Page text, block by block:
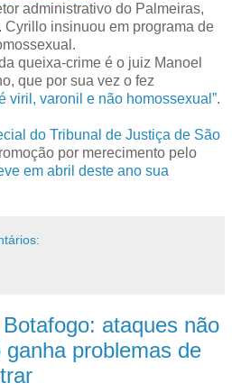
administrativo do Palmeiras,
Cyrillo insinuou em programa de
queixa-crime é o juiz Manoel
que por sua vez o fez
viril, varonil e não homossexual”.
do Tribunal de Justiça de São
por merecimento pelo
em abril deste ano sua
ataques não
problemas de